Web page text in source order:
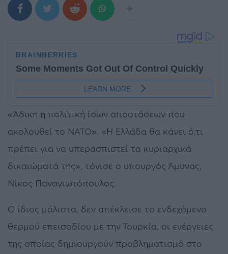
«Άδικη η πολιτική ίσων αποστάσεων που
ακολουθεί το ΝΑΤΟ». «Η Ελλάδα θα κάνει ό,τι
πρέπει για να υπερασπιστεί τα κυριαρχικά
δικαιώματά της», τόνισε ο υπουργός Άμυνας,
Νίκος Παναγιωτόπουλος.
Ο ίδιος μάλιστα, δεν απέκλεισε το ενδεχόμενο
θερμού επεισοδίου με την Τουρκία, οι ενέργειες
της οποίας δημιουργούν προβληματισμό στο